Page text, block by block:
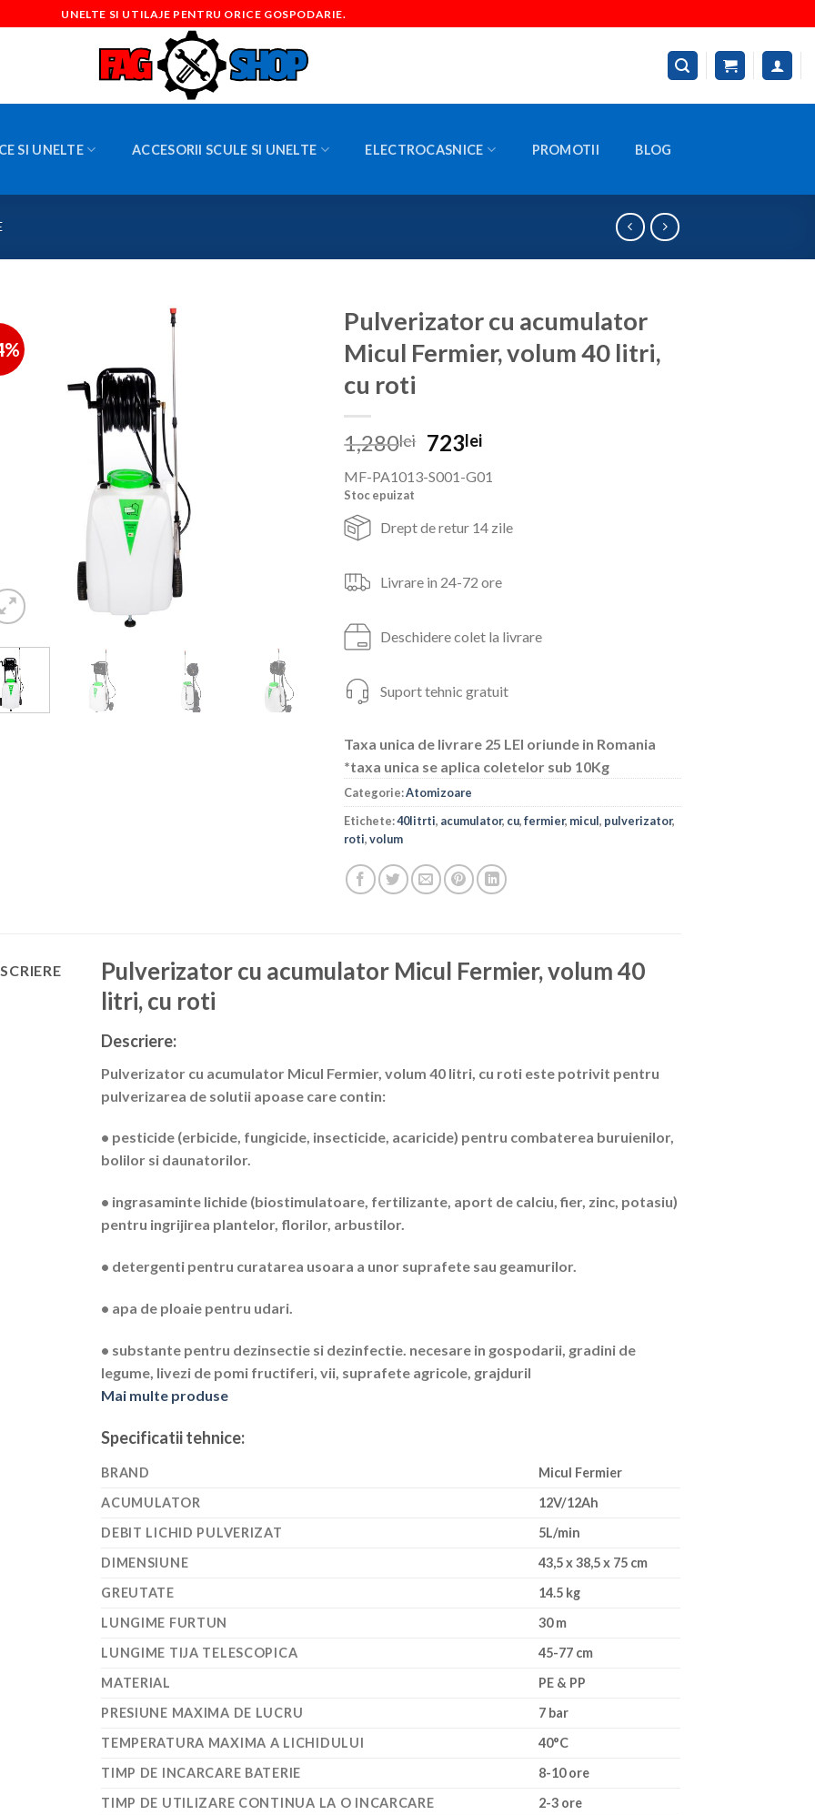
UNELTE SI UTILAJE PENTRU ORICE GOSPODARIE.
SI UNELTE ACCESORII SCULE SI UNELTE ELECTROCASNICE PROMOTII BLOG
Pulverizator cu acumulator
Micul Fermier, volum 40 litri,
cu roti
1,280lei Prețul
a
1,280lei.
723leiPrețul
este:
MF-PA1013-S001-G01
Stoc epuizat
Drept de retur 14 zile
Livrare in 24-72 ore
Deschidere colet la livrare
Suport tehnic gratuit
Taxa unica de livrare 25 LEI oriunde in Romania
*taxa unica se aplica coletelor sub 10Kg
Categorie:Atomizoare
Etichete:40litrti, acumulator, cu,fermier, micul, pulverizator,
roti,volum
Pulverizator cu acumulator Micul Fermier, volum 40
litri, cu roti
Descriere:
Pulverizator cu acumulator Micul Fermier, volum 40 litri, cu roti este potrivit pentru
pulverizarea de solutii apoase care contin:
• pesticide (erbicide, fungicide, insecticide, acaricide) pentru combaterea buruienilor,
bolilor si daunatorilor.
• ingrasaminte lichide (biostimulatoare, fertilizante, aport de calciu, fier, zinc, potasiu)
pentru ingrijirea plantelor, florilor, arbustilor.
• detergenti pentru curatarea usoara a unor suprafete sau geamurilor.
• apa de ploaie pentru udari.
• substante pentru dezinsectie si dezinfectie. necesare in gospodarii, gradini de
legume, livezi de pomi fructiferi, vii, suprafete agricole, grajduril
Mai multe produse
Specificatii tehnice:
BRAND
Micul Fermier
ACUMULATOR
12V/12Ah
DEBIT LICHID PULVERIZAT
5L/min
DIMENSIUNE
43,5 x 38,5 x 75 cm
GREUTATE
14.5 kg
LUNGIME FURTUN
30 m
LUNGIME TIJA TELESCOPICA
45-77 cm
MATERIAL
PE & PP
PRESIUNE MAXIMA DE LUCRU
7 bar
TEMPERATURA MAXIMA A LICHIDULUI
40°C
TIMP DE INCARCARE BATERIE
8-10 ore
TIMP DE UTILIZARE CONTINUA LA O INCARCARE
2-3 ore